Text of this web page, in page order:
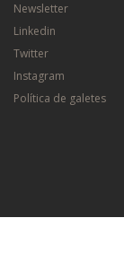
Newsletter
Linkedin
Twitter
Instagram
Política de galetes